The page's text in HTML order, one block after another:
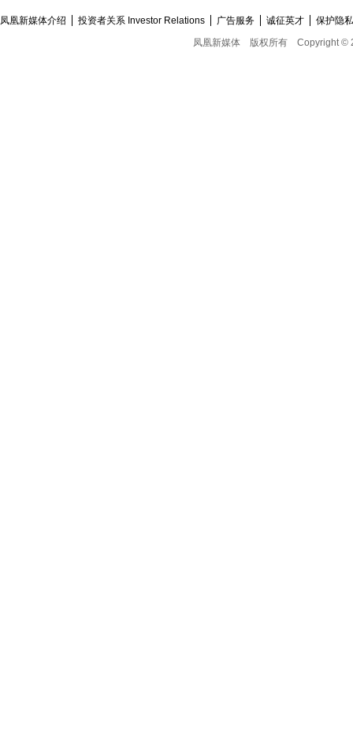
凤凰新媒体介绍 投资者关系 Investor Relations 广告服务 诚征英才
保护隐
凤凰新媒体
版权所有 Copyright ©